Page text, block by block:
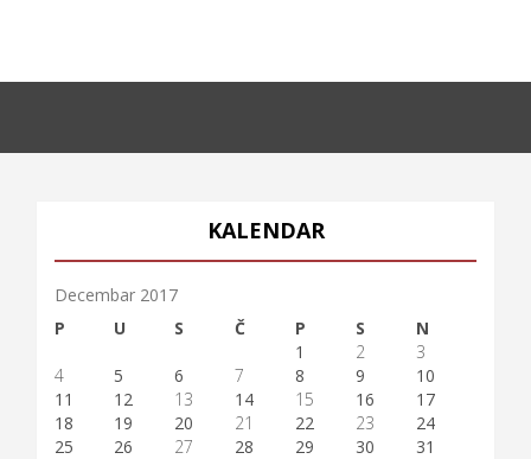
KALENDAR
Decembar 2017
P
U S Č P S
N
1
2
3
4
5 6 7 8 9
10
11
12 13 14 15 16
17
18
19 20 21 22 23
24
25
26 27 28 29 30 31